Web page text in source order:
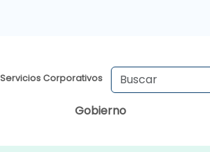
Servicios Corporativos
Gobierno